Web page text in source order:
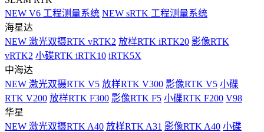
NEW V6 工程测量系统 NEW sRTK 工程测量系统
海星达
NEW 激光双摄RTK vRTK2 放样RTK iRTK20 影像RTK
vRTK2 小碟RTK iRTK10 iRTK5X
中海达
NEW 激光双摄RTK V5 放样RTK V300 影像RTK V5 小碟
RTK V200 放样RTK F300 影像RTK F5 小碟RTK F200 V98
华星
NEW 激光双摄RTK A40 放样RTK A31 影像RTK A40 小碟